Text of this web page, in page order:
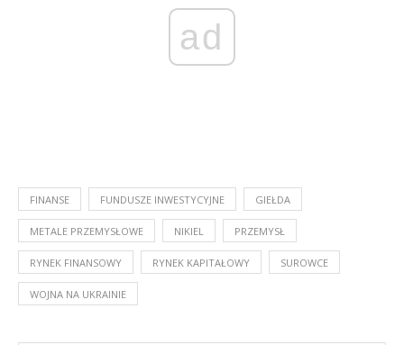
ad
FINANSE FUNDUSZE INWESTYCYJNE GIEŁDA
METALE PRZEMYSŁOWE NIKIEL PRZEMYSŁ
RYNEK FINANSOWY RYNEK KAPITAŁOWY SUROWCE
WOJNA NA UKRAINIE